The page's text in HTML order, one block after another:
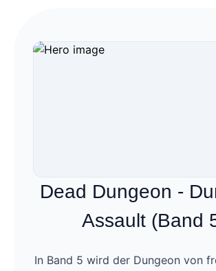
Dead Dungeon -
Assault (Band
In Band 5 wird der Dungeon von